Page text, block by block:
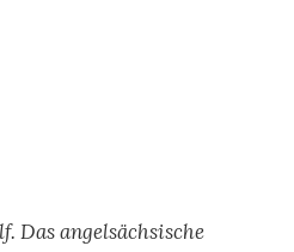
Das angelsächsische